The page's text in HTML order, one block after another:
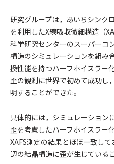
研究グループは，あいちシンク
を利用したX線吸収微細構造（
科学研究センターのスーパーコ
構造のシミュレーションを組み
換性能を持つハーフホイスラー
歪の観測に世界で初めて成功し
明することができた。
具体的には，シミュレーション
歪を考慮したハーフホイスラー
XAFS測定の結果とほぼ一致し
辺の結晶構造に歪が生じている